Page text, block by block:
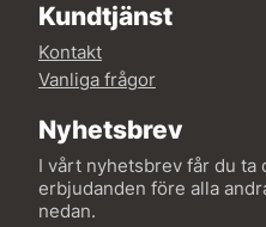
Kundtjänst
Kontakt
Vanliga frågor
Nyhetsbrev
I vårt nyhetsbrev får du ta
erbjudanden före alla
nedan.